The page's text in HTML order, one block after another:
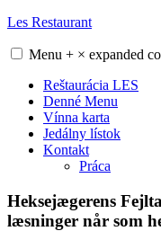
Skip
content
Les Restaurant
Menu + × expanded
Reštaurácia LES
Denné Menu
Vínna karta
Jedálny lístok
Kontakt
Práca
Heksejægerens
læsninger når som